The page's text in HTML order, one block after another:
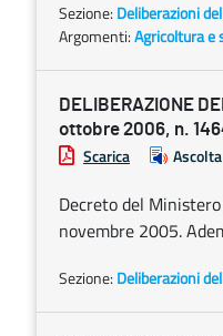
Sezione: Deliberazioni
Argomenti:Agricoltura e
DELIBERAZIONE
ottobre 2006, n.
Scarica Ascolta
Decreto del
novembre 2005.
Sezione: Deliberazioni